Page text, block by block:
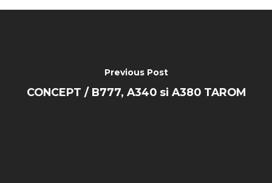
Previous Post
CONCEPT / B777, A340 si A380 TAROM